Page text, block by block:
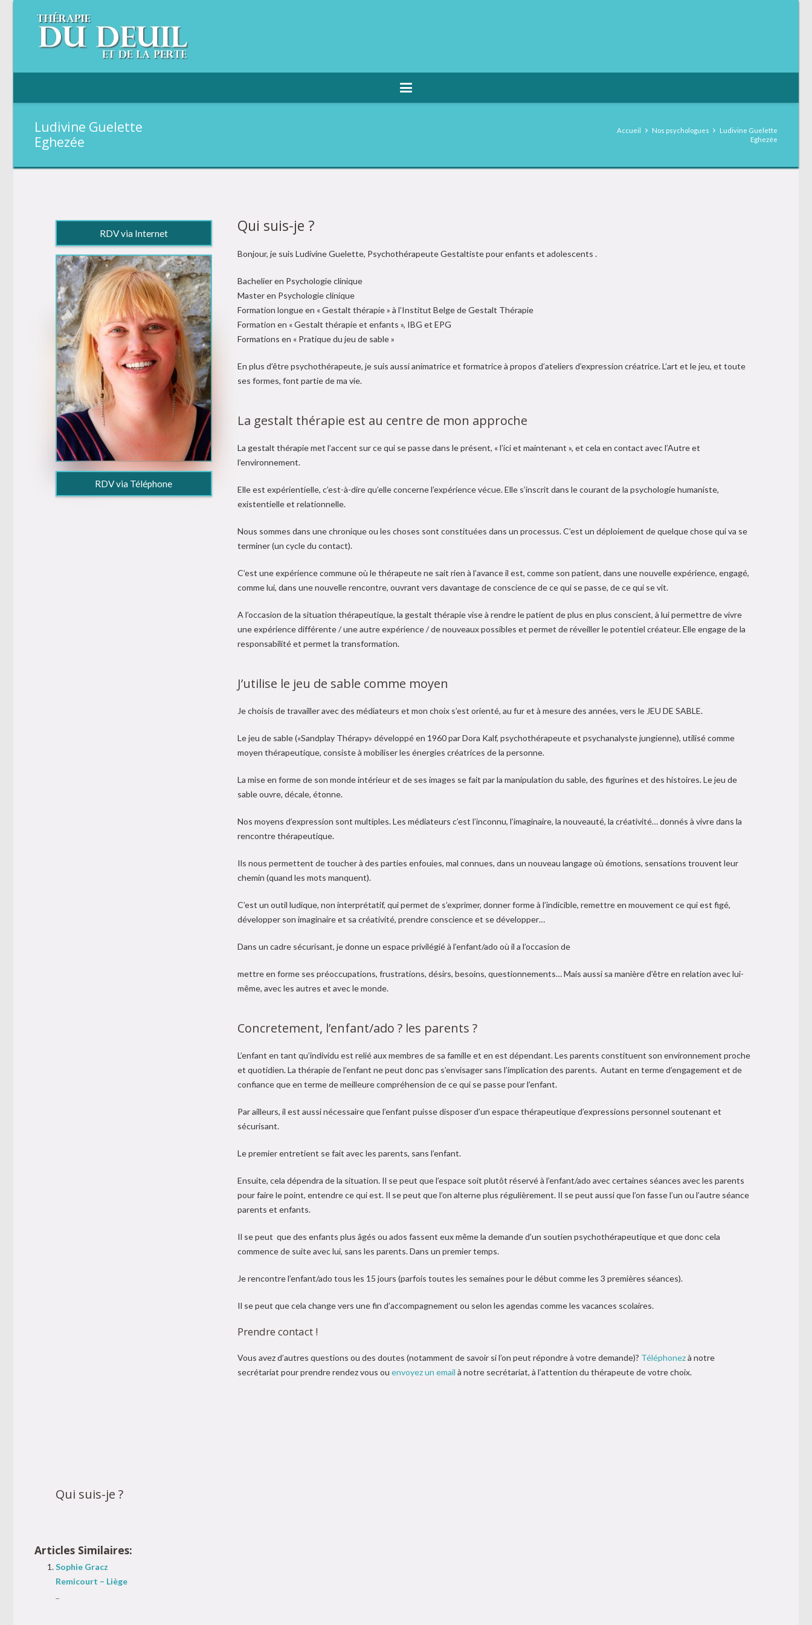
Ludivine Guelette
Eghezée
Accueil Nos psychologues
Ludivine Guelette
Eghezée
RDV via Internet
RDV via Téléphone
Qui suis-je ?
Bonjour, je suis Ludivine Guelette, Psychothérapeute Gestaltiste pour enfants et adolescents .
Bachelier en Psychologie clinique
Master en Psychologie clinique
Formation longue en « Gestalt thérapie » à l’Institut Belge de Gestalt Thérapie
Formation en « Gestalt thérapie et enfants », IBG et EPG
Formations en « Pratique du jeu de sable »
En plus d’être psychothérapeute, je suis aussi animatrice et formatrice à propos d’ateliers d’expression créatrice. L’art et le jeu, et toute
ses formes, font partie de ma vie.
La gestalt thérapie est au centre de mon approche
La gestalt thérapie met l’accent sur ce qui se passe dans le présent, « l’ici et maintenant », et cela en contact avec l’Autre et
l’environnement.
Elle est expérientielle, c’est-à-dire qu’elle concerne l’expérience vécue. Elle s’inscrit dans le courant de la psychologie humaniste,
existentielle et relationnelle.
Nous sommes dans une chronique ou les choses sont constituées dans un processus. C’est un déploiement de quelque chose qui va se
terminer (un cycle du contact).
C’est une expérience commune où le thérapeute ne sait rien à l’avance il est, comme son patient, dans une nouvelle expérience, engagé,
comme lui, dans une nouvelle rencontre, ouvrant vers davantage de conscience de ce qui se passe, de ce qui se vit.
A l’occasion de la situation thérapeutique, la gestalt thérapie vise à rendre le patient de plus en plus conscient, à lui permettre de vivre
une expérience différente / une autre expérience / de nouveaux possibles et permet de réveiller le potentiel créateur. Elle engage de la
responsabilité et permet la transformation.
J’utilise le jeu de sable comme moyen
Je choisis de travailler avec des médiateurs et mon choix s’est orienté, au fur et à mesure des années, vers le JEU DE SABLE.
Le jeu de sable («Sandplay Thérapy» développé en 1960 par Dora Kalf, psychothérapeute et psychanalyste jungienne), utilisé comme
moyen thérapeutique, consiste à mobiliser les énergies créatrices de la personne.
La mise en forme de son monde intérieur et de ses images se fait par la manipulation du sable, des figurines et des histoires. Le jeu de
sable ouvre, décale, étonne.
Nos moyens d’expression sont multiples. Les médiateurs c’est l’inconnu, l’imaginaire, la nouveauté, la créativité… donnés à vivre dans la
rencontre thérapeutique.
Ils nous permettent de toucher à des parties enfouies, mal connues, dans un nouveau langage où émotions, sensations trouvent leur
chemin (quand les mots manquent).
C’est un outil ludique, non interprétatif, qui permet de s’exprimer, donner forme à l’indicible, remettre en mouvement ce qui est figé,
développer son imaginaire et sa créativité, prendre conscience et se développer…
Dans un cadre sécurisant, je donne un espace privilégié à l’enfant/ado où il a l’occasion de
mettre en forme ses préoccupations, frustrations, désirs, besoins, questionnements… Mais aussi sa manière d’être en relation avec lui-
même, avec les autres et avec le monde.
Concretement, l’enfant/ado ? les parents ?
L’enfant en tant qu’individu est relié aux membres de sa famille et en est dépendant. Les parents constituent son environnement proche
et quotidien. La thérapie de l’enfant ne peut donc pas s’envisager sans l’implication des parents. Autant en terme d’engagement et de
confiance que en terme de meilleure compréhension de ce qui se passe pour l’enfant.
Par ailleurs, il est aussi nécessaire que l’enfant puisse disposer d’un espace thérapeutique d’expressions personnel soutenant et
sécurisant.
Le premier entretient se fait avec les parents, sans l’enfant.
Ensuite, cela dépendra de la situation. Il se peut que l’espace soit plutôt réservé à l’enfant/ado avec certaines séances avec les parents
pour faire le point, entendre ce qui est. Il se peut que l’on alterne plus régulièrement. Il se peut aussi que l’on fasse l’un ou l’autre séance
parents et enfants.
Il se peut que des enfants plus âgés ou ados fassent eux même la demande d’un soutien psychothérapeutique et que donc cela
commence de suite avec lui, sans les parents. Dans un premier temps.
​Je rencontre l’enfant/ado tous les 15 jours (parfois toutes les semaines pour le début comme les 3 premières séances).
Il se peut que cela change vers une fin d’accompagnement ou selon les agendas comme les vacances scolaires.
Prendre contact !
Vous avez d’autres questions ou des doutes (notamment de savoir si l’on peut répondre à votre demande)? Téléphonezà notre
secrétariat pour prendre rendez vous ou envoyez un email à notre secrétariat, à l’attention du thérapeute de votre choix.
Qui suis-je ?
Articles Similaires:
Sophie Gracz
Remicourt – Liège